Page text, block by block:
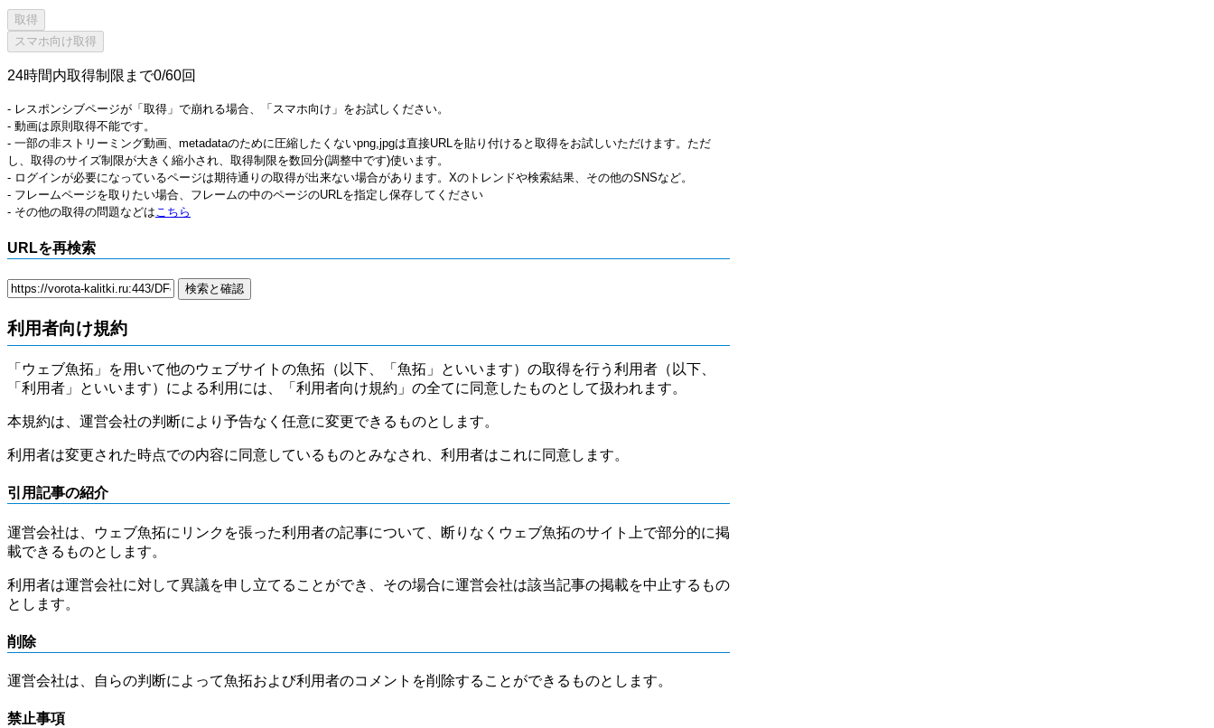
24時間内取得制限まで0/60回
- レスポンシブページが「取得」で崩れる場合、「スマホ向け」をお試しください。
- 動画は原則取得不能です。
- 一部の非ストリーミング動画、metadataのために圧縮したくないpng,jpgは直接URLを貼り付けると取得をお試しいただけます。ただ
し、取得のサイズ制限が大きく縮小され、取得制限を数回分(調整中です)使います。
- ログインが必要になっているページは期待通りの取得が出来ない場合があります。Xのトレンドや検索結果、その他のSNSなど。
- フレームページを取りたい場合、フレームの中のページのURLを指定し保存してください
- その他の取得の問題などは こちら
URLを再検索
利用者向け規約
「ウェブ魚拓」を用いて他のウェブサイトの魚拓（以下、「魚拓」といいます）の取得を行う利用者（以下、
「利用者」といいます）による利用には、「利用者向け規約」の全てに同意したものとして扱われます。
本規約は、運営会社の判断により予告なく任意に変更できるものとします。
利用者は変更された時点での内容に同意しているものとみなされ、利用者はこれに同意します。
引用記事の紹介
運営会社は、ウェブ魚拓にリンクを張った利用者の記事について、断りなくウェブ魚拓のサイト上で部分的に掲
載できるものとします。
利用者は運営会社に対して異議を申し立てることができ、その場合に運営会社は該当記事の掲載を中止するもの
とします。
削除
運営会社は、自らの判断によって魚拓および利用者のコメントを削除することができるものとします。
禁止事項